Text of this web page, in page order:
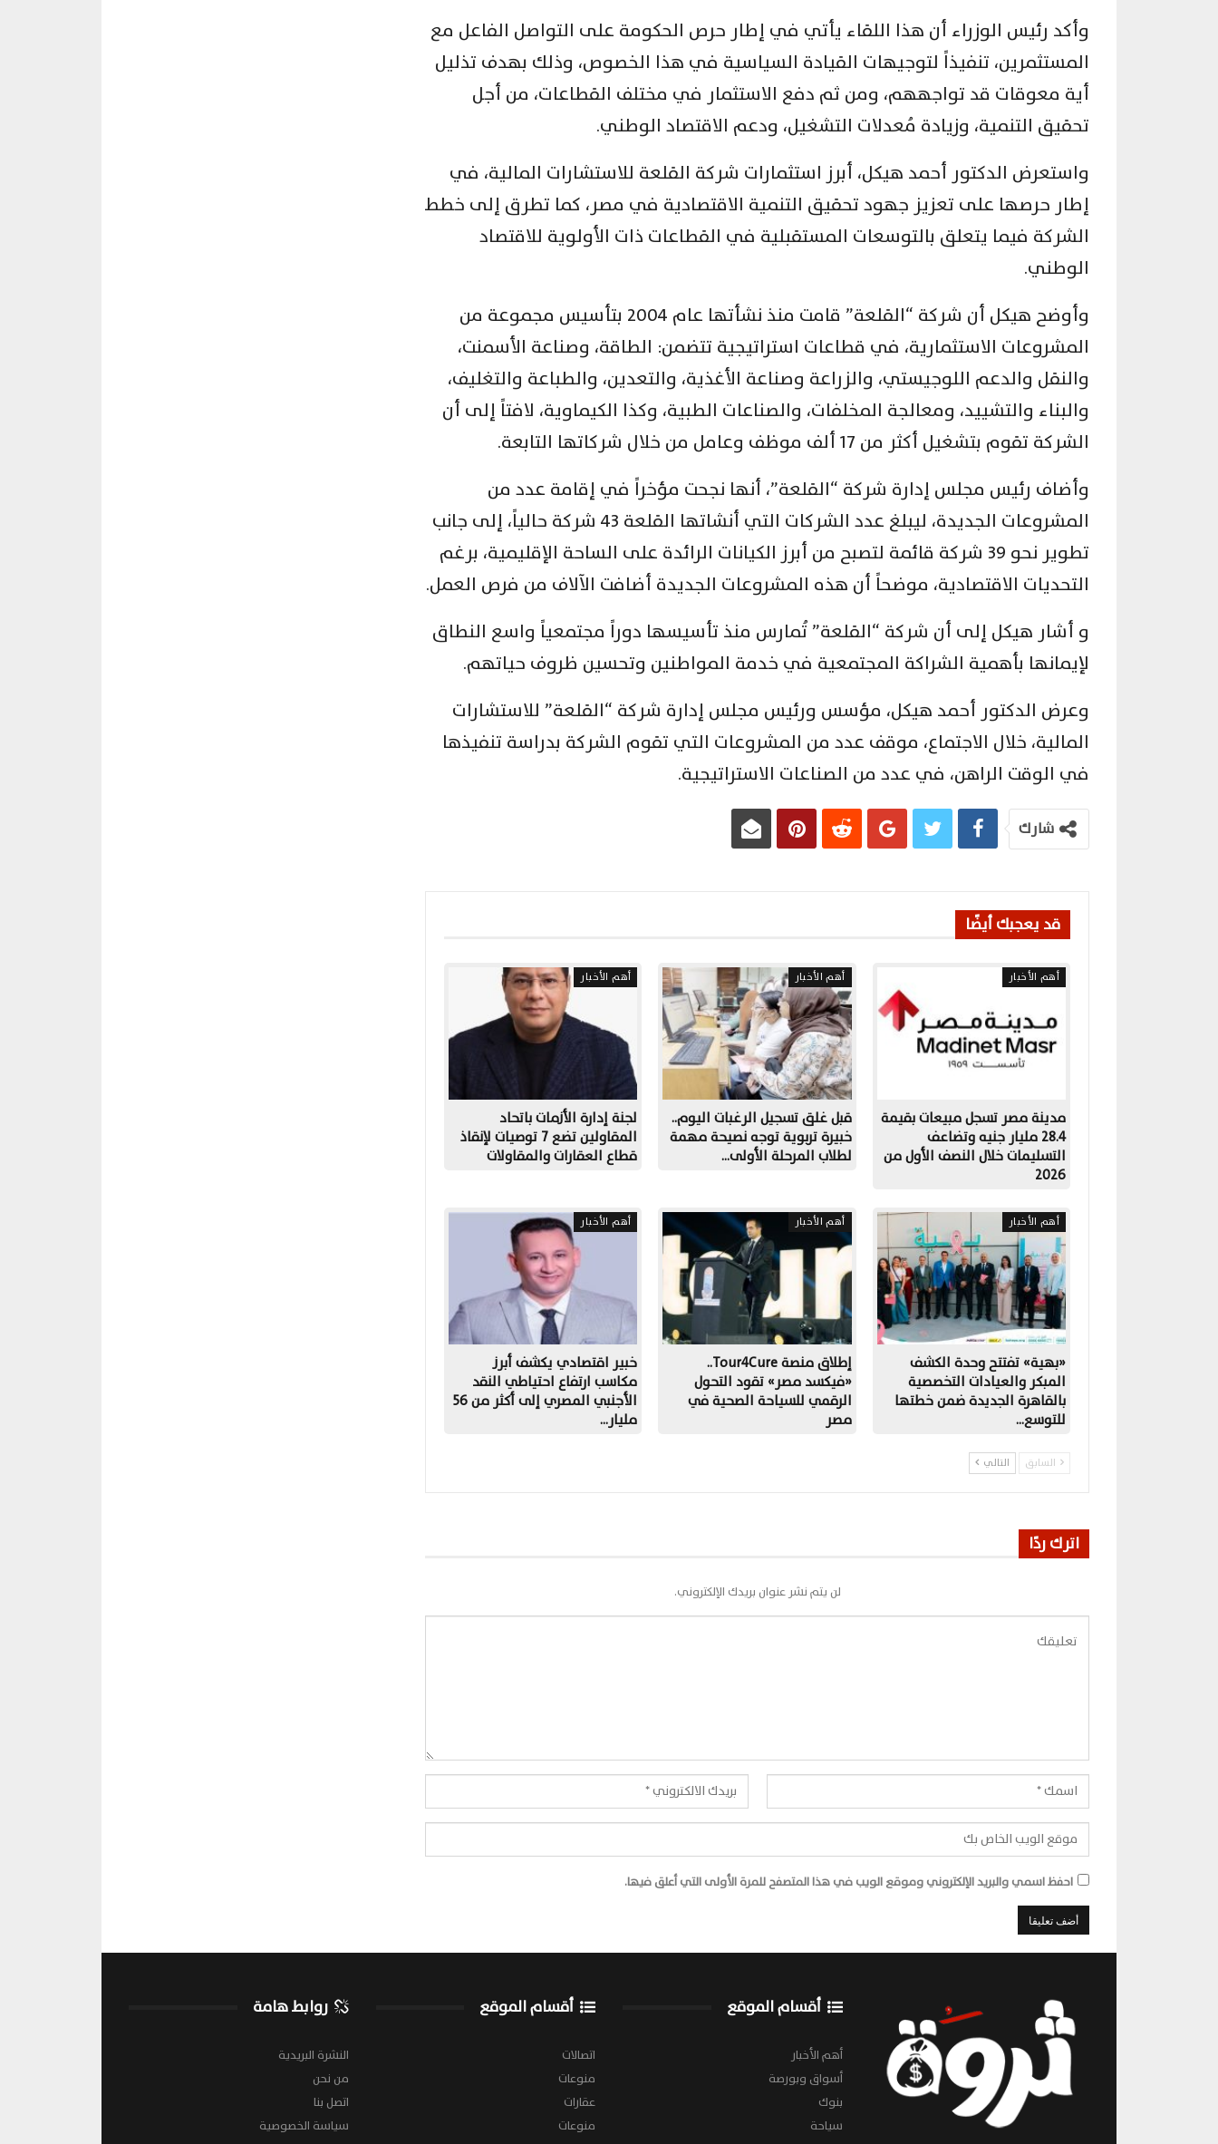
وأكد رئيس الوزراء أن هذا اللقاء يأتي في إطار حرص الحكومة على التواصل الفاعل مع
المستثمرين، تنفيذاً لتوجيهات القيادة السياسية في هذا الخصوص، وذلك بهدف تذليل
أية معوقات قد تواجههم، ومن ثم دفع الاستثمار في مختلف القطاعات، من أجل
تحقيق التنمية، وزيادة مُعدلات التشغيل، ودعم الاقتصاد الوطني.
واستعرض الدكتور أحمد هيكل، أبرز استثمارات شركة القلعة للاستشارات المالية، في
إطار حرصها على تعزيز جهود تحقيق التنمية الاقتصادية في مصر، كما تطرق إلى خطط
الشركة فيما يتعلق بالتوسعات المستقبلية في القطاعات ذات الأولوية للاقتصاد
الوطني.
وأوضح هيكل أن شركة “القلعة” قامت منذ نشأتها عام 2004 بتأسيس مجموعة من
المشروعات الاستثمارية، في قطاعات استراتيجية تتضمن: الطاقة، وصناعة الأسمنت،
والنقل والدعم اللوجيستي، والزراعة وصناعة الأغذية، والتعدين، والطباعة والتغليف،
والبناء والتشييد، ومعالجة المخلفات، والصناعات الطبية، وكذا الكيماوية، لافتاً إلى أن
الشركة تقوم بتشغيل أكثر من 17 ألف موظف وعامل من خلال شركاتها التابعة.
وأضاف رئيس مجلس إدارة شركة “القلعة”، أنها نجحت مؤخراً في إقامة عدد من
المشروعات الجديدة، ليبلغ عدد الشركات التي أنشاتها القلعة 43 شركة حالياً، إلى جانب
تطوير نحو 39 شركة قائمة لتصبح من أبرز الكيانات الرائدة على الساحة الإقليمية، برغم
التحديات الاقتصادية، موضحاً أن هذه المشروعات الجديدة أضافت الآلاف من فرص العمل.
و أشار هيكل إلى أن شركة “القلعة” تُمارس منذ تأسيسها دوراً مجتمعياً واسع النطاق
لإيمانها بأهمية الشراكة المجتمعية في خدمة المواطنين وتحسين ظروف حياتهم.
وعرض الدكتور أحمد هيكل، مؤسس ورئيس مجلس إدارة شركة “القلعة” للاستشارات
المالية، خلال الاجتماع، موقف عدد من المشروعات التي تقوم الشركة بدراسة تنفيذها
في الوقت الراهن، في عدد من الصناعات الاستراتيجية.
شارك
قد يعجبك أيضًا
أهم الأخبار
مدينة مصر تسجل مبيعات بقيمة
28.4 مليار جنيه وتضاعف
التسليمات خلال النصف الأول من
2026
أهم الأخبار
قبل غلق تسجيل الرغبات اليوم..
خبيرة تربوية توجه نصيحة مهمة
لطلاب المرحلة الأولى…
أهم الأخبار
لجنة إدارة الأزمات باتحاد
المقاولين تضع 7 توصيات لإنقاذ
قطاع العقارات والمقاولات
أهم الأخبار
«بهية» تفتتح وحدة الكشف
المبكر والعيادات التخصصية
بالقاهرة الجديدة ضمن خطتها
للتوسع…
أهم الأخبار
إطلاق منصة Tour4Cure..
«فيكسد مصر» تقود التحول
الرقمي للسياحة الصحية في
مصر
أهم الأخبار
خبير اقتصادي يكشف أبرز
مكاسب ارتفاع احتياطي النقد
الأجنبي المصري إلى أكثر من 56
مليار…
السابق التالي
اترك ردًا
لن يتم نشر عنوان بريدك الإلكتروني.
احفظ اسمي والبريد الإلكتروني وموقع الويب في هذا المتصفح للمرة الأولى التي أعلق فيها.
أقسام الموقع
أهم الأخبار
أسواق وبورصة
بنوك
سياحة
أقسام الموقع
اتصالات
منوعات
عقارات
منوعات
روابط هامة
النشرة البريدية
من نحن
اتصل بنا
سياسة الخصوصية